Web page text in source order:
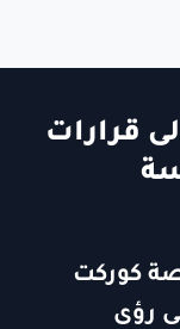
قرارات
كوركت
رؤى